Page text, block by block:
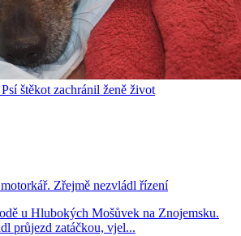
štěkot zachránil ženě život
Zřejmě nezvládl řízení
u Hlubokých Mošůvek na Znojemsku.
průjezd zatáčkou, vjel...